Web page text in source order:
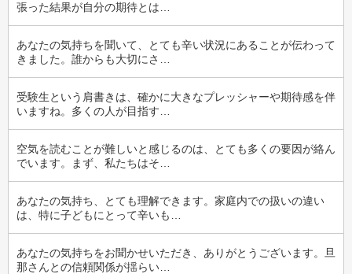
張った結果が自分の期待とは…
あなたの気持ちを聞いて、とても辛い状況にあることが伝わって
きました。誰からも大切にさ…
受験生という肩書きは、確かに大きなプレッシャーや期待感を伴
いますね。多くの人が目指す…
空気を読むことが難しいと感じるのは、とても多くの要因が絡ん
でいます。まず、私たちはそ…
あなたの気持ち、とても理解できます。家庭内での扱いの違い
は、特に子どもにとって辛いも…
あなたの気持ちをお聞かせいただき、ありがとうございます。旦
那さんとの信頼関係が揺らい…